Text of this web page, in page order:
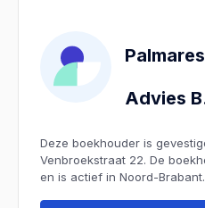
Advies
Deze boekhouder is
Venbroekstraat 22. De
en is actief in Noord-Brabant.